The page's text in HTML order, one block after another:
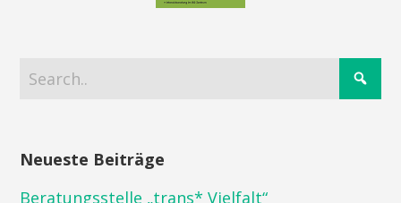
Neueste Beiträge
Beratungsstelle „trans* Vielfalt“